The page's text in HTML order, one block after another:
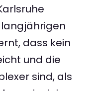
dass kein
und die
sind, als